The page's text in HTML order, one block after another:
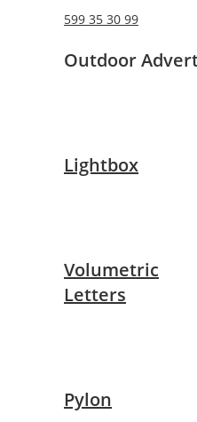
599 35 30 99
Outdoor
Lightbox
Volumetric
Letters
Pylon